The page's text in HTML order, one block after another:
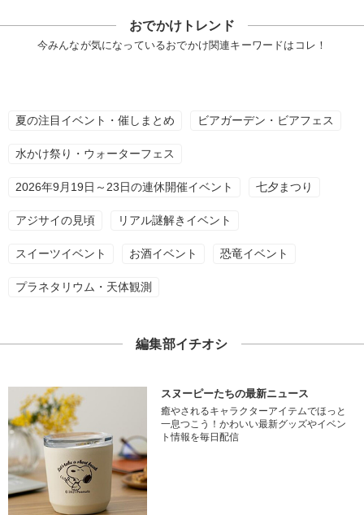
おでかけトレンド
今みんなが気になっているおでかけ関連キーワードはコレ！
夏の注目イベント・催しまとめ ビアガーデン・ビアフェス
水かけ祭り・ウォーターフェス
2026年9月19日～23日の連休開催イベント 七夕まつり
アジサイの見頃 リアル謎解きイベント
スイーツイベント お酒イベント 恐竜イベント
プラネタリウム・天体観測
編集部イチオシ
スヌーピーたちの最新ニュース
癒やされるキャラクターアイテムでほっと
一息つこう！かわいい最新グッズやイベン
ト情報を毎日配信